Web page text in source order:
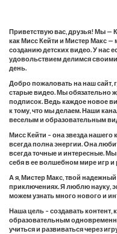
Приветствую вас, друзья! Мы —
как Мисс Кейти и Мистер Макс
созданию детских видео. У нас
удовольствием делимся
день.
Добро пожаловать на наш сайт,
старые видео. Мы обязательно
подписок. Ведь каждое новое
к тому, что мы делаем. Наши
веселым и образовательным
Мисс Кейти – она звезда нашего
всегда полна энергии. Она
всегда точные и интересные.
себя в ее волшебном мире игр и
А я, Мистер Макс, твой
приключениях. Я люблю науку,
можем узнать много нового и
Наша цель – создавать
образовательным
учиться и развиваться через